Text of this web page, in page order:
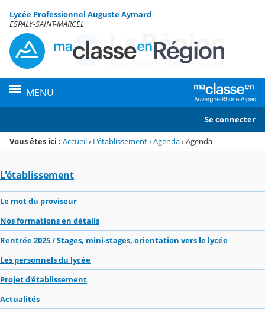
Menu de la rubrique
Contenu
Lycée Professionnel Auguste Aymard
ESPALY-SAINT-MARCEL
MENU
Se connecter
Vous êtes ici : Accueil› L'établissement›Agenda›Agenda
L'établissement
Le mot du proviseur
Nos formations en détails
Rentrée 2025 / Stages, mini-stages, orientation vers le lycée
Les personnels du lycée
Projet d'établissement
Actualités